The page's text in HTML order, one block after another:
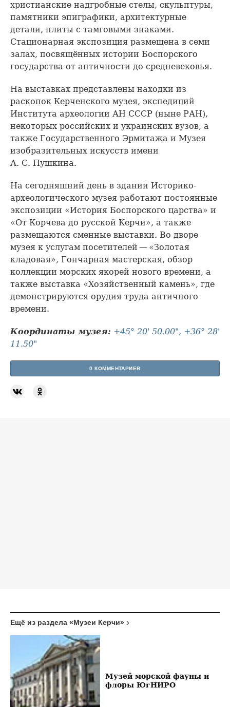
христианские надгробные стелы, скульптуры,
памятники эпиграфики, архитектурные
детали, плиты с тамговыми знаками.
Стационарная экспозиция размещена в семи
залах, посвящённых истории Боспорского
государства от античности до средневековья.
На выставках представлены находки из
раскопок Керченского музея, экспедиций
Института археологии АН СССР (ныне РАН),
некоторых российских и украинских вузов, а
также Государственного Эрмитажа и Музея
изобразительных искусств имени
А. С. Пушкина.
На сегодняшний день в здании Историко-
археологического музея работают постоянные
экспозиции «История Боспорского царства» и
«От Корчева до русской Керчи», а также
размещаются сменные выставки. Во дворе
музея к услугам посетителей — «Золотая
кладовая», Гончарная мастерская, обзор
коллекции морских якорей нового времени, а
также выставка «Хозяйственный камень», где
демонстрируются орудия труда античного
времени.
Координаты музея: +45° 20' 50.00", +36° 28'
11.50"
0 КОММЕНТАРИЕВ
Ещё из раздела «Музеи Керчи»
Музей морской фауны и
флоры ЮгНИРО